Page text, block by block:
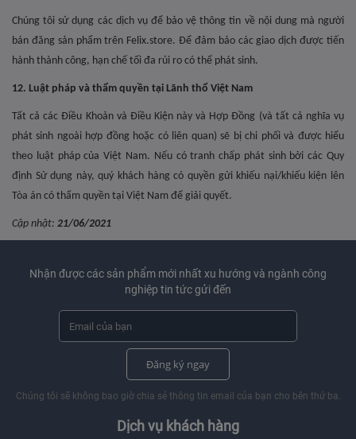
Chúng tôi sử dụng các dịch vụ để bảo vệ thông tin về nội dung mà người
bán đăng sản phẩm trên Felix.store. Để đảm bảo các giao dịch được tiến
hành thành công, hạn chế tối đa rủi ro có thể phát sinh.
12. Luật pháp và thẩm quyền tại Lãnh thổ Việt Nam
Tất cả các Điều Khoản và Điều Kiện này và Hợp Đồng (và tất cả nghĩa vụ
phát sinh ngoài hợp đồng hoặc có liên quan) sẽ bị chi phối và được hiểu
theo luật pháp của Việt Nam. Nếu có tranh chấp phát sinh bởi các Quy
định Sử dụng này, quý khách hàng có quyền gửi khiếu nại/khiếu kiện lên
Tòa án có thẩm quyền tại Việt Nam để giải quyết.
Cập nhật: 21/06/2021
Nhận được các sản phẩm mới nhất xu hướng và ngành công
nghiệp tin tức gửi đến
Đăng ký ngay
Chúng tôi sẽ không bao giờ chia sẻ thông tin email của bạn cho bên thứ ba.
Dịch vụ khách hàng